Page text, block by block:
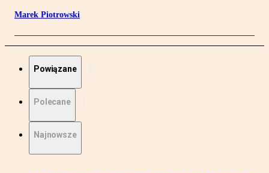
Marek Piotrowski
Powiązane
Polecane
Najnowsze